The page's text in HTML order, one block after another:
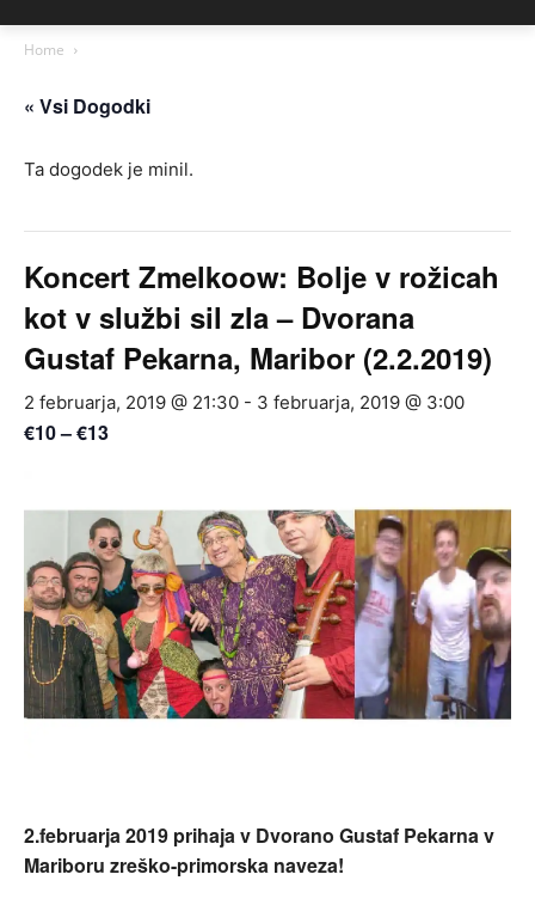
Home
« Vsi Dogodki
Ta dogodek je minil.
Koncert Zmelkoow: Bolje v rožicah
kot v službi sil zla – Dvorana
Gustaf Pekarna, Maribor (2.2.2019)
2 februarja, 2019 @ 21:30 - 3 februarja, 2019 @ 3:00
€10 – €13
2.februarja 2019 prihaja v Dvorano Gustaf Pekarna v
Mariboru zreško-primorska naveza!